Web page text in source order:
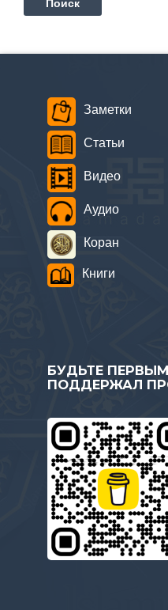
Заметки
Статьи
Видео
Аудио
Коран
Книги
БУДЬТЕ
ПОДДЕРЖАЛ